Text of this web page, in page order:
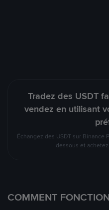
Tradez des USDT
vendez en utilisant
Échangez des USDT sur
dessous et
COMMENT